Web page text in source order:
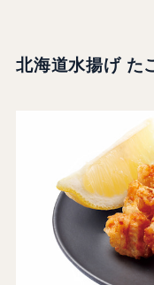
北海道水揚げ